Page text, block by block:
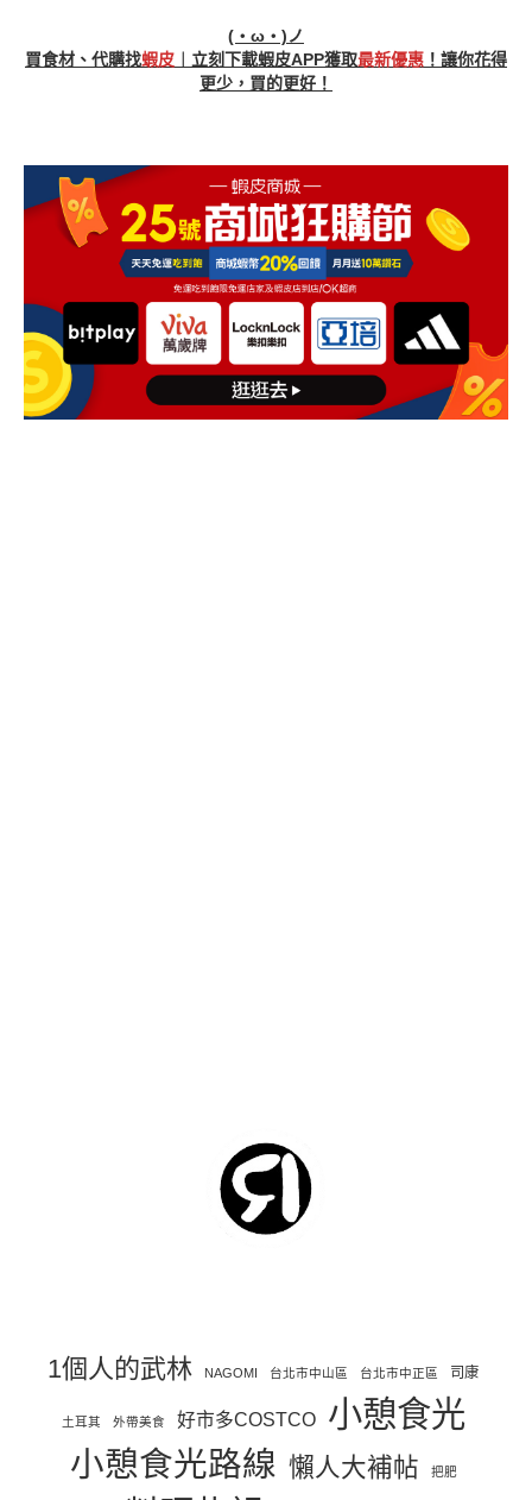
(・ω・)ノ
買食材、代購找蝦皮 ︱立刻下載蝦皮APP獲取最新優惠 ！讓你花得
更少，買的更好！
1個人的武林 NAGOMI 台北市中山區 台北市中正區 司康
土耳其 外帶美食 好市多COSTCO 小憩食光
小憩食光路線 懶人大補帖 把肥